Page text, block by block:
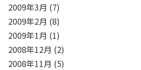
2009年3月 (7)
2009年2月 (8)
2009年1月 (1)
2008年12月 (2)
2008年11月 (5)